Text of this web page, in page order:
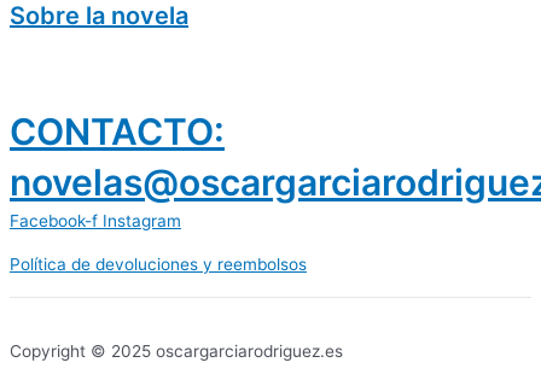
Sobre la novela
CONTACTO:
Facebook-f Instagram
Política de devoluciones y reembolsos
Copyright © 2025 oscargarciarodriguez.es